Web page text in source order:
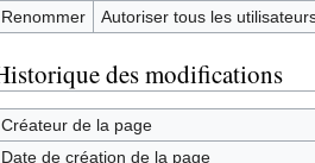
Renommer
Autoriser tous les
des modifications
Créateur de la page
Date de création de la page